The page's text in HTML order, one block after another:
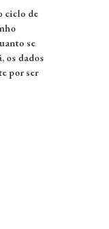
ciclo de
se
os dados
por ser